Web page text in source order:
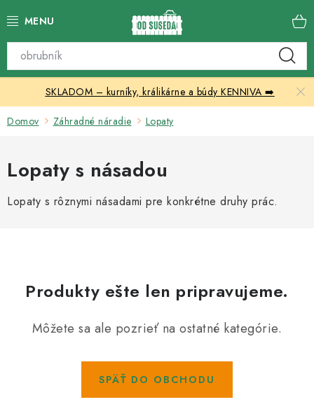
na
Katalóg produktov
Skleníky
Chovateľské potreby
Prístrešky
SKLADOM – kurníky, králikárne a búdy KENNIVA ➡️
Domov Záhradné náradie Lopaty
Lopaty s násadou
Lopaty s rôznymi násadami pre konkrétne druhy prác.
Produkty ešte len pripravujeme.
Môžete sa ale pozrieť na ostatné kategórie.
SPÄŤ DO OBCHODU